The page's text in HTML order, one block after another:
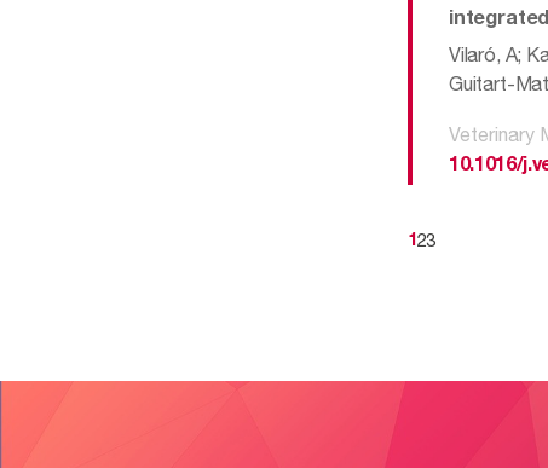
Vilaró, A;
Guitart-
Veterinary
10.1016/
1 23